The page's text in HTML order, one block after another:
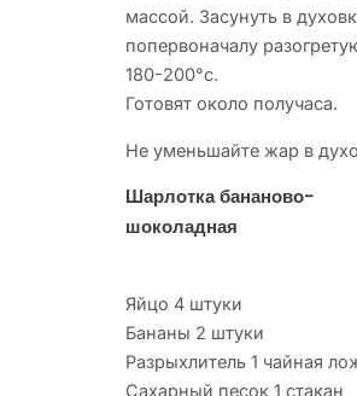
массой. Засунуть в
попервоначалу
180-200°с.
Готовят около получаса.
Не уменьшайте жар в
Шарлотка бананово-
шоколадная
Яйцо 4 штуки
Бананы 2 штуки
Разрыхлитель 1 чайная
Сахарный песок 1 стакан